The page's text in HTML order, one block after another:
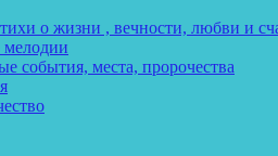
о жизни , вечности, любви и
события, места, пророчества